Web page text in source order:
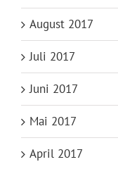
August 2017
Juli 2017
Juni 2017
Mai 2017
April 2017